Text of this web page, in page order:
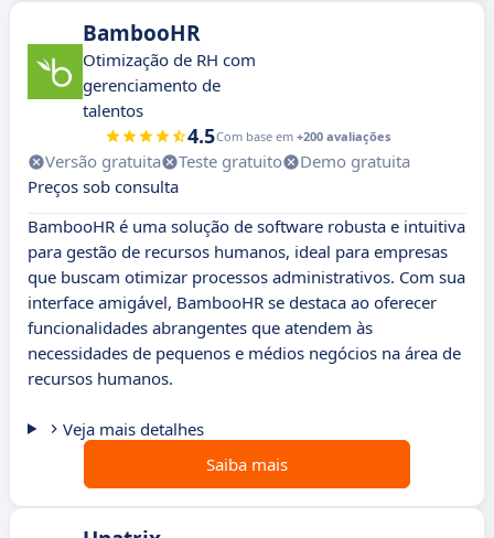
BambooHR
Otimização de RH com
gerenciamento de
talentos
4.5Com base em +200 avaliações
Versão gratuita Teste gratuito
Demo gratuita
Preços sob consulta
BambooHR é uma solução de software robusta e intuitiva
para gestão de recursos humanos, ideal para empresas
que buscam otimizar processos administrativos. Com sua
interface amigável, BambooHR se destaca ao oferecer
funcionalidades abrangentes que atendem às
necessidades de pequenos e médios negócios na área de
recursos humanos.
Veja mais detalhes
Saiba mais